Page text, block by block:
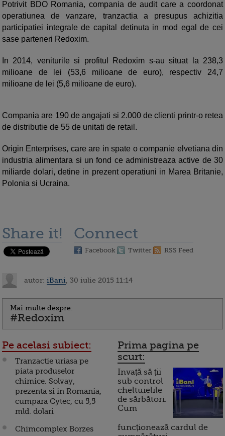
Potrivit BDO Romania, compania de audit care a coordonat
operatiunea de vanzare, tranzactia a presupus achizitia
participatiei integrale de capital detinuta in mod egal de cei
sase parteneri Redoxim.
In 2014, veniturile si profitul Redoxim s-au situat la 238,3
milioane de lei (53,6 milioane de euro), respectiv 24,7
milioane de lei (5,6 milioane de euro).
Compania are 190 de angajati si 2.000 de clienti printr-o retea
de distributie de 55 de unitati de retail.
Origin Enterprises, care are in spate o companie elvetiana din
industria alimentara si un fond ce administreaza active de 30
miliarde dolari, detine in prezent operatiuni in Marea Britanie,
Polonia si Ucraina.
Share it! Connect
Facebook Twitter RSS Feed
autor: iBani , 30 iulie 2015 11:14
Mai multe despre:
#Redoxim
Pe acelasi subiect:
Tranzactie uriasa pe
piata produselor
chimice. Solvay,
prezenta si in Romania,
cumpara Cytec, cu 5,5
mld. dolari
Chimcomplex Borzes
Prima pagina pe
scurt:
Invață să ții
sub control
cheltuielile
de sărbători.
Cum
funcționează cardul de